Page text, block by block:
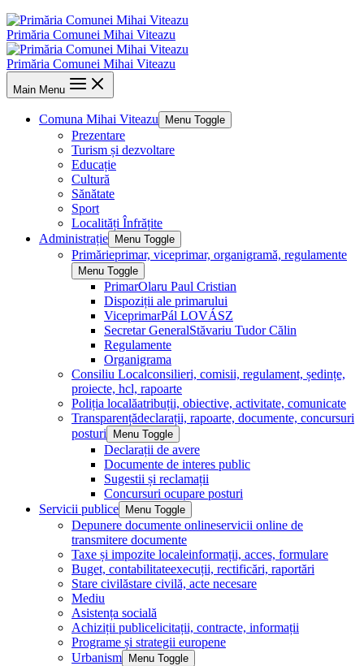
Primăria Comunei Mihai Viteazu
Primăria Comunei Mihai Viteazu
Main Menu
Comuna Mihai Viteazu Menu Toggle
Prezentare
Turism și dezvoltare
Educație
Cultură
Sănătate
Sport
Localități Înfrățite
Administrație
Menu Toggle
Primărieprimar, viceprimar, organigramă, regulamente
Menu Toggle
PrimarOlaru Paul Cristian
Dispoziții ale primarului
ViceprimarPál LOVÁSZ
Secretar GeneralStăvariu Tudor Călin
Regulamente
Organigrama
Consiliu Localconsilieri, comisii, regulament, ședințe,
proiecte, hcl, rapoarte
Poliția localăatribuții, obiective, activitate, comunicate
Transparențădeclarații, rapoarte, documente, concursuri
posturi
Menu Toggle
Declarații de avere
Documente de interes public
Sugestii și reclamații
Concursuri ocupare posturi
Servicii publice
Menu Toggle
Depunere documente onlineservicii online de
transmitere documente
Taxe și impozite localeinformații, acces, formulare
Buget, contabilitateexecuții, rectificări, raportări
Stare civilăstare civilă, acte necesare
Mediu
Asistența socială
Achiziții publicelicitații, contracte, informații
Programe și strategii europene
Urbanism
Menu Toggle